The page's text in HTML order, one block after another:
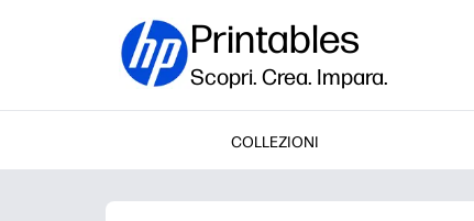
Printables
Scopri. Crea. Impara.
COLLEZIONI